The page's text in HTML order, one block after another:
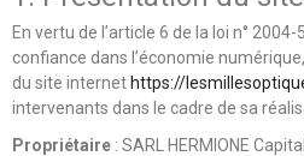
En vertu de l’article 6 de la loi n°
confiance dans l’économie
du site internethttps://
intervenants dans le cadre de sa
Propriétaire : SARL HERMIONE